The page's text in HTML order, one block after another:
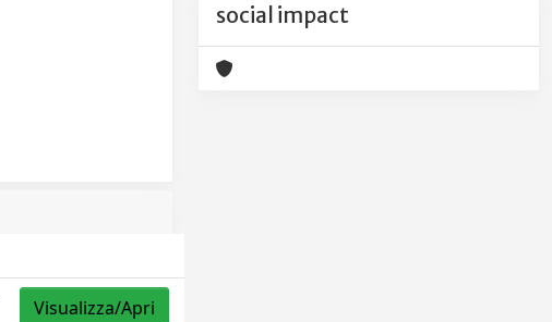
Visualizza/Apri
social impact